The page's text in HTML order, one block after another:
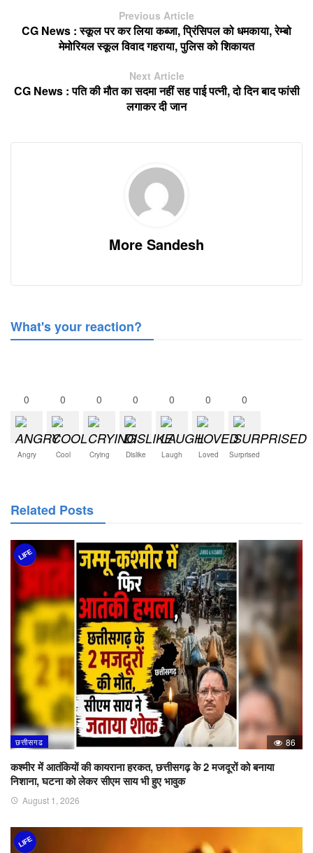
Previous Article
CG News : स्कूल पर कर लिया कब्जा, प्रिंसिपल को धमकाया, रेम्बो
मेमोरियल स्कूल विवाद गहराया, पुलिस को शिकायत
Next Article
CG News : पति की मौत का सदमा नहीं सह पाई पत्नी, दो दिन बाद फांसी
लगाकर दी जान
More Sandesh
What's your reaction?
0
Angry
0
Cool
0
Crying
0
Dislike
0
Laugh
0
Loved
0
Surprised
Related Posts
LIFE
छत्तीसगढ 86
कश्मीर में आतंकियों की कायराना हरकत, छत्तीसगढ़ के 2 मजदूरों को बनाया
निशाना, घटना को लेकर सीएम साय भी हुए भावुक
August 1, 2026
LIFE